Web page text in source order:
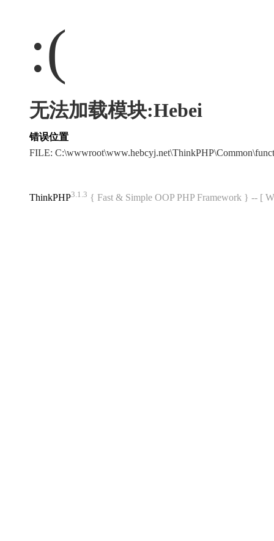
:(
无法加载模块:Hebei
错误位置
FILE:
ThinkPHP3.1.3 { Fast & Simple OOP PHP Framework } -- [